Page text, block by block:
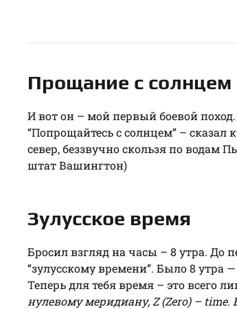
Прощание с солнцем
И вот он – мой первый боевой
“Попрощайтесь с солнцем” – сказал
север, беззвучно скользя по водам
штат Вашингтон)
Зулусское время
Бросил взгляд на часы – 8 утра. До
“зулусскому времени”. Было 8 утра
Теперь для тебя время – это всего
нулевому меридиану, Z (Zero) – time.